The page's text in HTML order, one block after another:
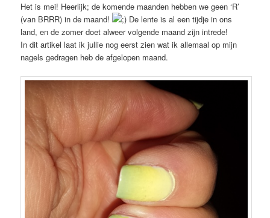
Het is mei! Heerlijk; de komende maanden hebben we geen ‘R’
(van BRRR) in de maand!
De lente is al een tijdje in ons
land, en de zomer doet alweer volgende maand zijn intrede!
In dit artikel laat ik jullie nog eerst zien wat ik allemaal op mijn
nagels gedragen heb de afgelopen maand.